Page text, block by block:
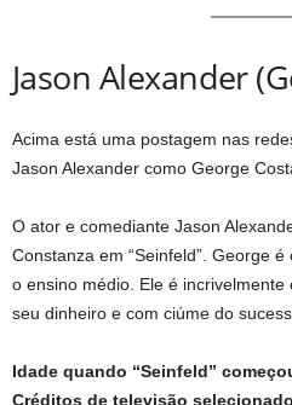
Jason Alexander
Acima está uma postagem nas
Jason Alexander como George
O ator e comediante Jason
Constanza em “Seinfeld”. George
o ensino médio. Ele é
seu dinheiro e com ciúme do
Idade quando “Seinfeld”
Créditos de televisão